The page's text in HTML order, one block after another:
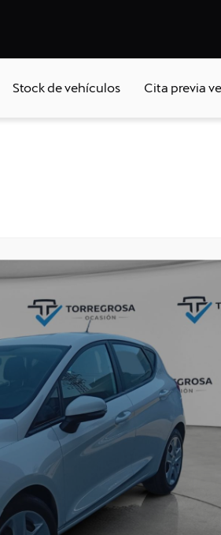
Stock de vehículos Cita previa